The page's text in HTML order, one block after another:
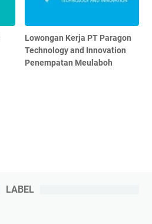
Lowongan Kerja PT Paragon
Technology and Innovation
Penempatan Meulaboh
LABEL